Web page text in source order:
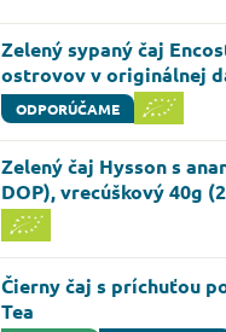
Zelený sypaný čaj
ostrovov v originálnej
ODPORÚČAME
Zelený čaj Hysson s
DOP), vrecúškový 40g
Čierny čaj s príchuťou
Tea